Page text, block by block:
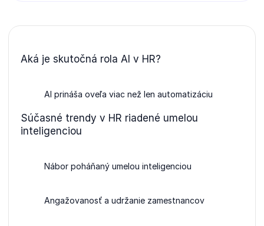
Aká je skutočná rola AI v HR?
AI prináša oveľa viac než len automatizáciu
Súčasné trendy v HR riadené umelou
inteligenciou
Nábor poháňaný umelou inteligenciou
Angažovanosť a udržanie zamestnancov